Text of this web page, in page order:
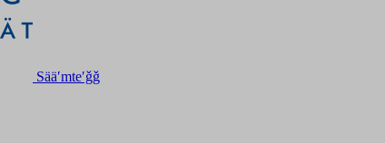
Sääʹmteʹǧǧ